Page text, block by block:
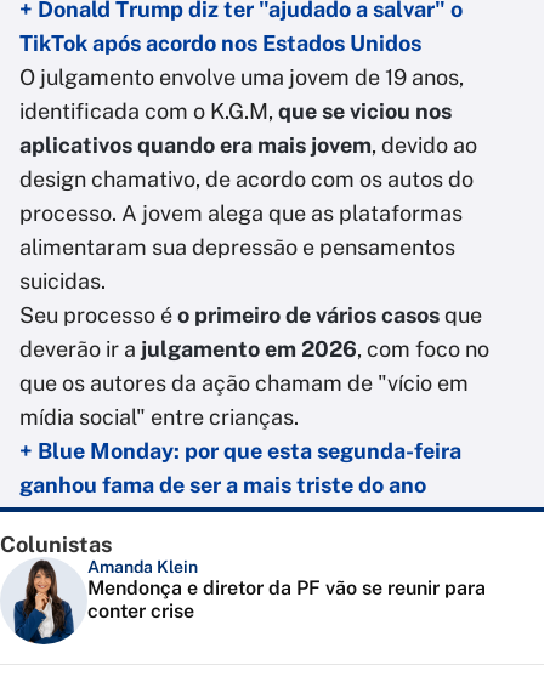
+ Donald Trump diz ter "ajudado a salvar" o
TikTok após acordo nos Estados Unidos
O julgamento envolve uma jovem de 19 anos,
identificada com o K.G.M, que se viciou nos
aplicativos quando era mais jovem, devido ao
design chamativo, de acordo com os autos do
processo. A jovem alega que as plataformas
alimentaram sua depressão e pensamentos
suicidas.
Seu processo éo primeiro de vários casosque
deverão ir a julgamento em 2026, com foco no
que os autores da ação chamam de "vício em
mídia social" entre crianças.
+ Blue Monday: por que esta segunda-feira
ganhou fama de ser a mais triste do ano
Colunistas
Amanda Klein
Mendonça e diretor da PF vão se reunir para
conter crise